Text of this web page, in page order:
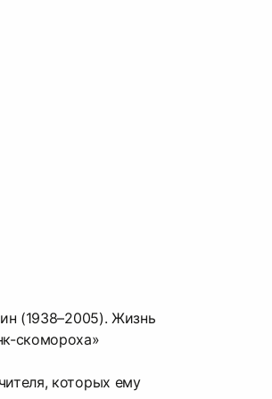
(1938–2005). Жизнь
скомороха»
которых ему